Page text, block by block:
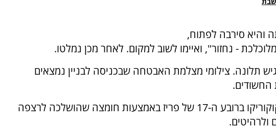
והיא סירבה לפתוח,
- נחזור", ואיימו לשוב למקום. לאחר מכן נמלטו.
תלונה. צילומי מצלמת האבטחה שבכניסה לבניין נמצאים
החשודים.
לפני יומיים הושחתה חזית מסעדת קוקוריקו ברובע ה-17 של פריז באמצעות חומצה שהושלכה לרצפה
ולרהיטים.